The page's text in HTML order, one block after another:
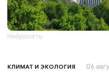
Нейросеть
КЛИМАТ И ЭКОЛОГИЯ 06